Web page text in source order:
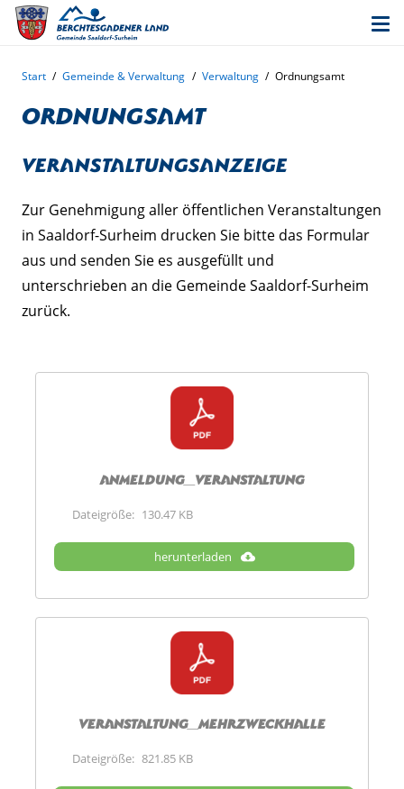
Start / Gemeinde & Verwaltung / Verwaltung / Ordnungsamt
Ordnungsamt
Veranstaltungsanzeige
Zur Genehmigung aller öffentlichen Veranstaltungen
in Saaldorf-Surheim drucken Sie bitte das Formular
aus und senden Sie es ausgefüllt und
unterschrieben an die Gemeinde Saaldorf-Surheim
zurück.
Anmeldung_Veranstaltung
Dateigröße: 130.47 KB
herunterladen
Veranstaltung_Mehrzweckhalle
Dateigröße: 821.85 KB